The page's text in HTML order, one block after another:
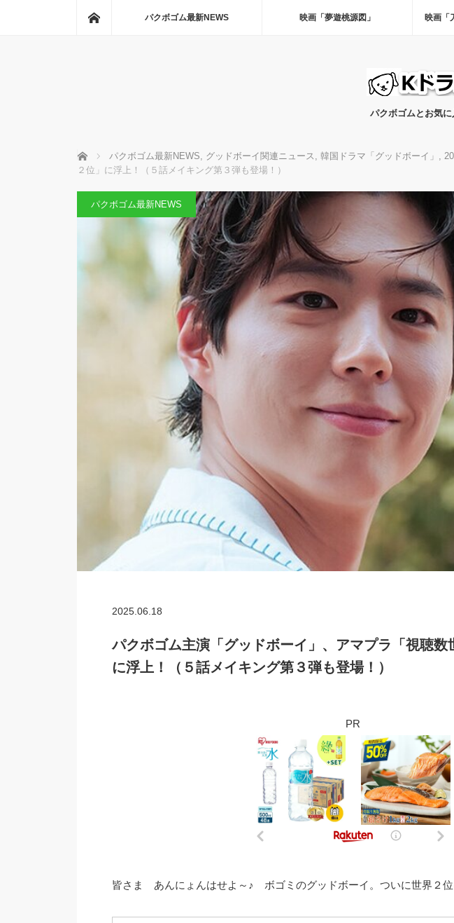
パクボゴム最新NEWS 映画「夢遊桃源図」 映画「
パクボゴムとお気
ホーム パクボゴム最新NEWS, グッドボーイ関連ニュース , 韓国ドラマ「グッドボーイ」 ,
２位」に浮上！（５話メイキング第３弾も登場！）
パクボゴム最新NEWS
2025.06.18
パクボゴム主演「グッドボーイ」、アマプラ「視聴数
に浮上！（５話メイキング第３弾も登場！）
PR
皆さま あんにょんはせよ～♪ ボゴミのグッドボーイ。ついに世界２